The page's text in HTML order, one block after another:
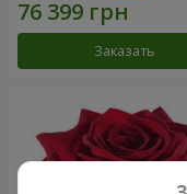
Заказать